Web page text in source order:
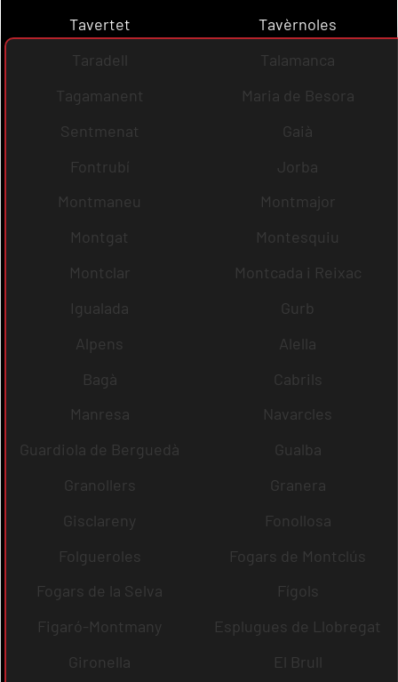
Tavertet
Tavèrnoles
Taradell
Talamanca
Tagamanent
Maria de Besora
Sentmenat
Gaià
Fontrubí
Jorba
Montmaneu
Montmajor
Montgat
Montesquiu
Montclar
Montcada i Reixac
Igualada
Gurb
Alpens
Alella
Bagà
Cabrils
Manresa
Navarcles
Guardiola de Berguedà
Gualba
Granollers
Granera
Gisclareny
Fonollosa
Folgueroles
Fogars de Montclús
Fogars de la Selva
Fígols
Figaró-Montmany
Esplugues de Llobregat
Gironella
El Brull